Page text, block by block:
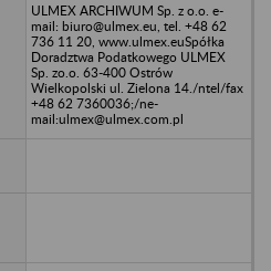
ULMEX ARCHIWUM Sp. z o.o. e-
mail: biuro@ulmex.eu, tel. +48 62
736 11 20, www.ulmex.euSpółka
Doradztwa Podatkowego ULMEX
Sp. zo.o. 63-400 Ostrów
Wielkopolski ul. Zielona 14./ntel/fax
+48 62 7360036;/ne-
mail:ulmex@ulmex.com.pl